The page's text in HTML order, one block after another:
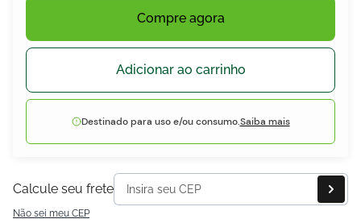
Compre agora
Adicionar ao carrinho
Destinado para uso e/ou consumo.Saiba mais
Calcule seu frete
Não sei meu CEP